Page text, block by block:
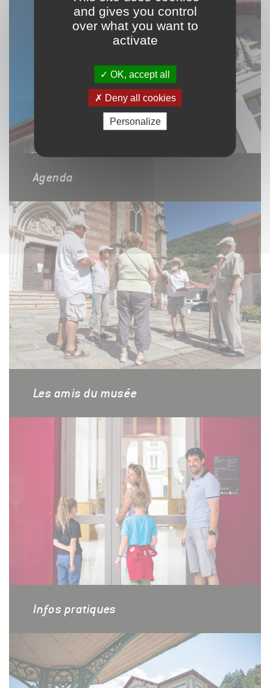
and gives you control
over what you want to
activate
OK, accept all
Deny all cookies
Personalize
Agenda
Les amis du musée
Infos pratiques